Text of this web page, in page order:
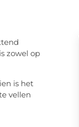
zowel op
is het
vellen